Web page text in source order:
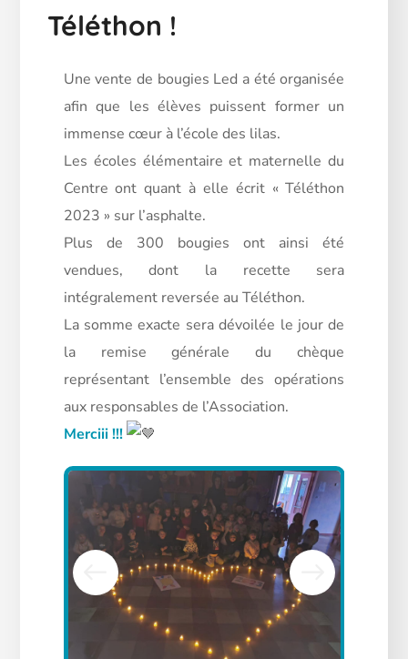
Téléthon !
Une vente de bougies Led a été organisée
afin que les élèves puissent former un
immense cœur à l’école des lilas.
Les écoles élémentaire et maternelle du
Centre ont quant à elle écrit « Téléthon
2023 » sur l’asphalte.
Plus de 300 bougies ont ainsi été
vendues, dont la recette sera
intégralement reversée au Téléthon.
La somme exacte sera dévoilée le jour de
la remise générale du chèque
représentant l’ensemble des opérations
aux responsables de l’Association.
Merciii !!!